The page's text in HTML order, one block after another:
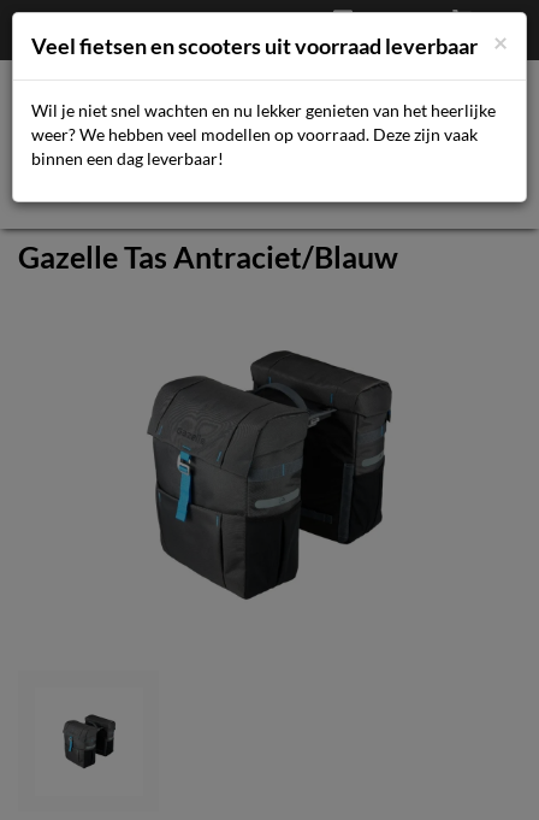
€0,00
Afrekenen
Mijn account
Gazelle Tas Antraciet/Blauw
×
Veel fietsen en scooters uit voorraad leverbaar
Wil je niet snel wachten en nu lekker genieten van het heerlijke
weer? We hebben veel modellen op voorraad. Deze zijn vaak
binnen een dag leverbaar!